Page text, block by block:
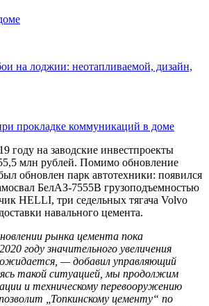
на лоджии: неотапливаемой, дизайн,
прокладке коммуникаций в доме
году на заводские инвестпроекты
млн рублей. Помимо обновление
обновлен парк автотехники: появился
БелАЗ-7555В грузоподъемностью
HELLI, три седельных тягача Volvo
навального цемента.
рынка цемента пока
году значительного увеличения
— добавил управляющий
такой ситуацией, мы продолжим
и техническому перевооружению
„Топкинскому цементу“ по